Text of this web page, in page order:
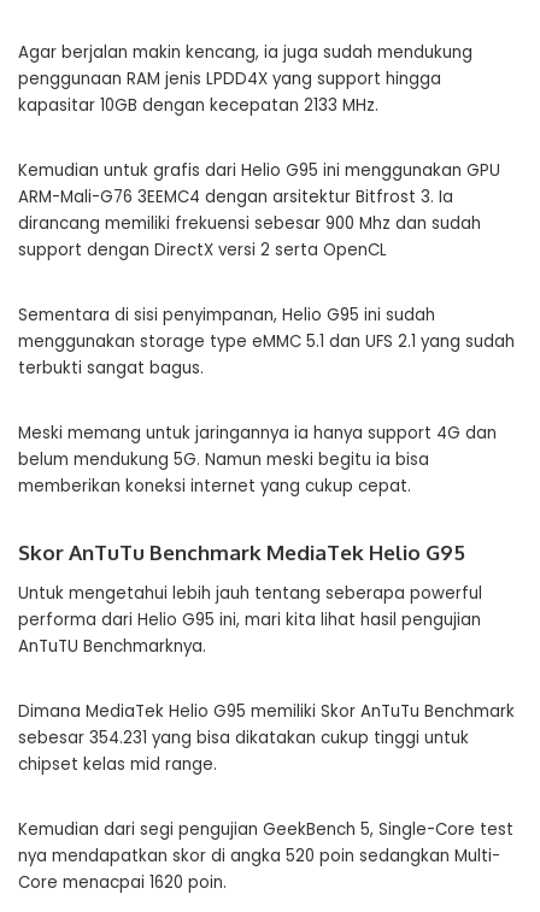
Agar berjalan makin kencang, ia juga sudah mendukung
penggunaan RAM jenis LPDD4X yang support hingga
kapasitar 10GB dengan kecepatan 2133 MHz.
Kemudian untuk grafis dari Helio G95 ini menggunakan GPU
ARM-Mali-G76 3EEMC4 dengan arsitektur Bitfrost 3. Ia
dirancang memiliki frekuensi sebesar 900 Mhz dan sudah
support dengan DirectX versi 2 serta OpenCL
Sementara di sisi penyimpanan, Helio G95 ini sudah
menggunakan storage type eMMC 5.1 dan UFS 2.1 yang sudah
terbukti sangat bagus.
Meski memang untuk jaringannya ia hanya support 4G dan
belum mendukung 5G. Namun meski begitu ia bisa
memberikan koneksi internet yang cukup cepat.
Skor AnTuTu Benchmark MediaTek Helio G95
Untuk mengetahui lebih jauh tentang seberapa powerful
performa dari Helio G95 ini, mari kita lihat hasil pengujian
AnTuTU Benchmarknya.
Dimana MediaTek Helio G95 memiliki Skor AnTuTu Benchmark
sebesar 354.231 yang bisa dikatakan cukup tinggi untuk
chipset kelas mid range.
Kemudian dari segi pengujian GeekBench 5, Single-Core test
nya mendapatkan skor di angka 520 poin sedangkan Multi-
Core menacpai 1620 poin.